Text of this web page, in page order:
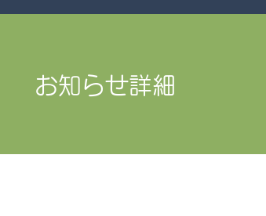
お知らせ詳細